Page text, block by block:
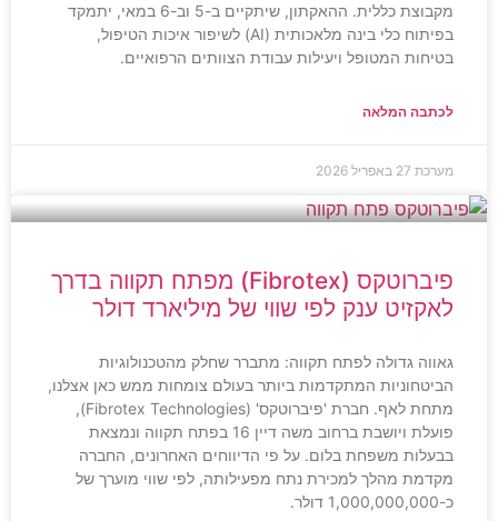
מקבוצת כללית. ההאקתון, שיתקיים ב-5 וב-6 במאי, יתמקד
בפיתוח כלי בינה מלאכותית (AI) לשיפור איכות הטיפול,
בטיחות המטופל ויעילות עבודת הצוותים הרפואיים.
לכתבה המלאה
מערכת 27 באפריל 2026
פיברוטקס (Fibrotex) מפתח תקווה בדרך
לאקזיט ענק לפי שווי של מיליארד דולר
גאווה גדולה לפתח תקווה: מתברר שחלק מהטכנולוגיות
הביטחוניות המתקדמות ביותר בעולם צומחות ממש כאן אצלנו,
מתחת לאף. חברת 'פיברוטקס' (Fibrotex Technologies),
פועלת ויושבת ברחוב משה דיין 16 בפתח תקווה ונמצאת
בבעלות משפחת בלום. על פי הדיווחים האחרונים, החברה
מקדמת מהלך למכירת נתח מפעילותה, לפי שווי מוערך של
כ-1,000,000,000 דולר.